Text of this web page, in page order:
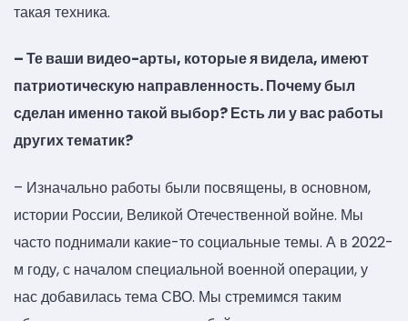
такая техника.
– Те ваши видео-арты, которые я видела, имеют
патриотическую направленность. Почему был
сделан именно такой выбор? Есть ли у вас работы
других тематик?
– Изначально работы были посвящены, в основном,
истории России, Великой Отечественной войне. Мы
часто поднимали какие-то социальные темы. А в 2022-
м году, с началом специальной военной операции, у
нас добавилась тема СВО. Мы стремимся таким